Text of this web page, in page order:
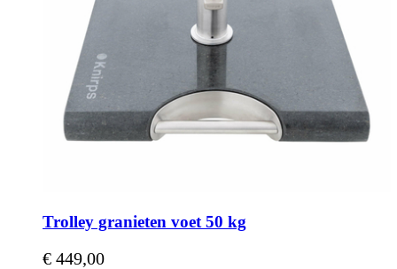
Trolley granieten voet 50 kg
€ 449,00